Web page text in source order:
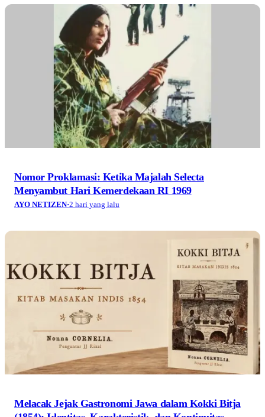
Nomor Proklamasi: Ketika Majalah Selecta
Menyambut Hari Kemerdekaan RI 1969
AYO NETIZEN·2 hari yang lalu
Melacak Jejak Gastronomi Jawa dalam Kokki Bitja